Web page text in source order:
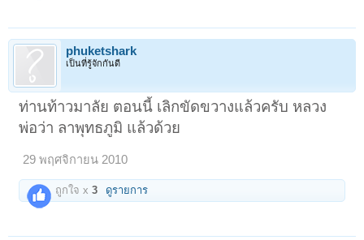
phuketshark
เป็นที่รู้จักกันดี
ท่านท้าวมาลัย ตอนนี้ เลิกขัดขวางแล้วครับ หลวง
พ่อว่า ลาพุทธภูมิ แล้วด้วย
29 พฤศจิกายน 2010
ถูกใจ x3 ดูรายการ